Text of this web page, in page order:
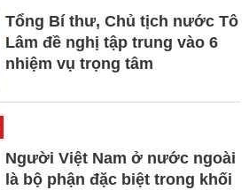
Tổng Bí thư, Chủ tịch nước Tô
Lâm đề nghị tập trung vào 6
nhiệm vụ trọng tâm
Người Việt Nam ở nước ngoài
là bộ phận đặc biệt trong khối